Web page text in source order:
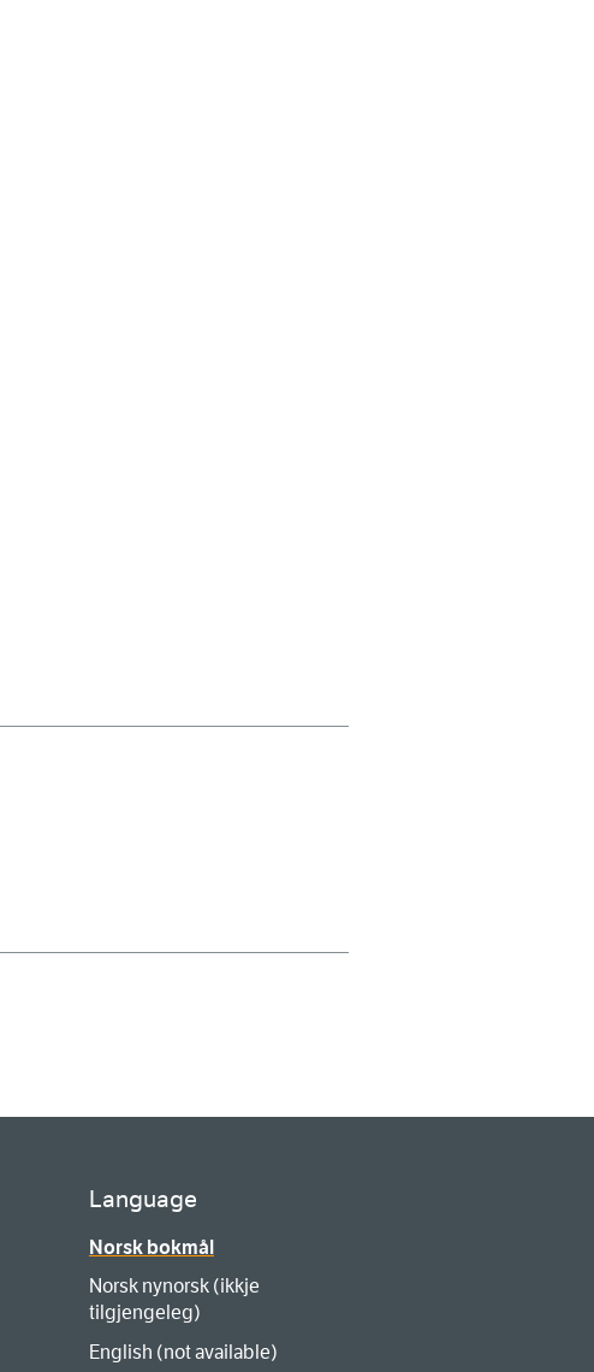
Language
Norsk bokmål
Norsk nynorsk (ikkje
tilgjengeleg)
English (not available)